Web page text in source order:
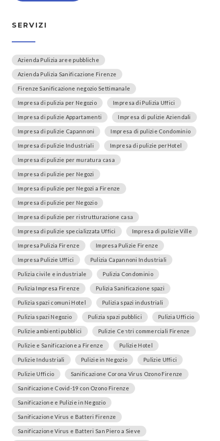
SERVIZI
Azienda Pulizia aree pubbliche
Azienda Pulizia Sanificazione Firenze
Firenze Sanificazione negozio Settimanale
Impresa di pulizia per Negozio Impresa di Pulizia Uffici
Impresa di pulizie Appartamenti Impresa di pulizie Aziendali
Impresa di pulizie Capannoni Impresa di pulizie Condominio
Impresa di pulizie Industriali Impresa di pulizie perHotel
Impresa di pulizie per muratura casa
Impresa di pulizie per Negozi
Impresa di pulizie per Negozi a Firenze
Impresa di pulizie per Negozio
Impresa di pulizie per ristrutturazione casa
Impresa di pulizie specializzata Uffici Impresa di pulizie Ville
Impresa Pulizia Firenze Impresa Pulizie Firenze
Impresa Pulizie Uffici Pulizia Capannoni Industriali
Pulizia civile e industriale Pulizia Condominio
Pulizia Impresa Firenze Pulizia Sanificazione spazi
Pulizia spazi comuni Hotel Pulizia spazi industriali
Pulizia spazi Negozio Pulizia spazi pubblici Pulizia Ufficio
Pulizie ambienti pubblici Pulizie Centri commerciali Firenze
Pulizie e Sanificazione a Firenze Pulizie Hotel
Pulizie Industriali Pulizie in Negozio Pulizie Uffici
Pulizie Ufficio Sanificazione Corona Virus Ozono Firenze
Sanificazione Covid-19 con Ozono Firenze
Sanificazione e Pulizie in Negozio
Sanificazione Virus e Batteri Firenze
Sanificazione Virus e Batteri San Piero a Sieve